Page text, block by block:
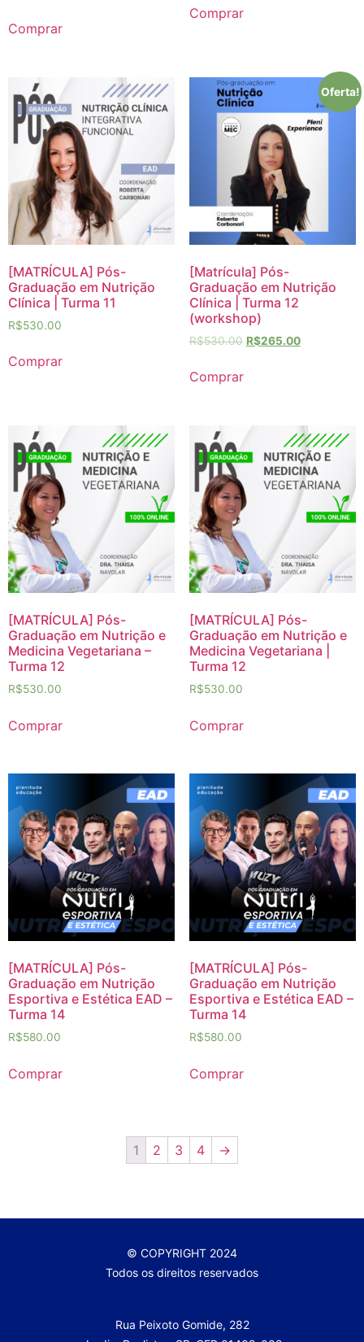
Comprar
Comprar
[MATRÍCULA] Pós-
Graduação em Nutrição
Clínica | Turma 11
R$530.00
Comprar
Oferta!
[Matrícula] Pós-
Graduação em Nutrição
Clínica | Turma 12
(workshop)
R$530.00 R$265.00
Comprar
[MATRÍCULA] Pós-
Graduação em Nutrição e
Medicina Vegetariana –
Turma 12
R$530.00
Comprar
[MATRÍCULA] Pós-
Graduação em Nutrição e
Medicina Vegetariana |
Turma 12
R$530.00
Comprar
[MATRÍCULA] Pós-
Graduação em Nutrição
Esportiva e Estética EAD –
Turma 14
R$580.00
Comprar
[MATRÍCULA] Pós-
Graduação em Nutrição
Esportiva e Estética EAD –
Turma 14
R$580.00
Comprar
1 2 3 4 →
© COPYRIGHT 2024
Todos os direitos reservados
Rua Peixoto Gomide, 282